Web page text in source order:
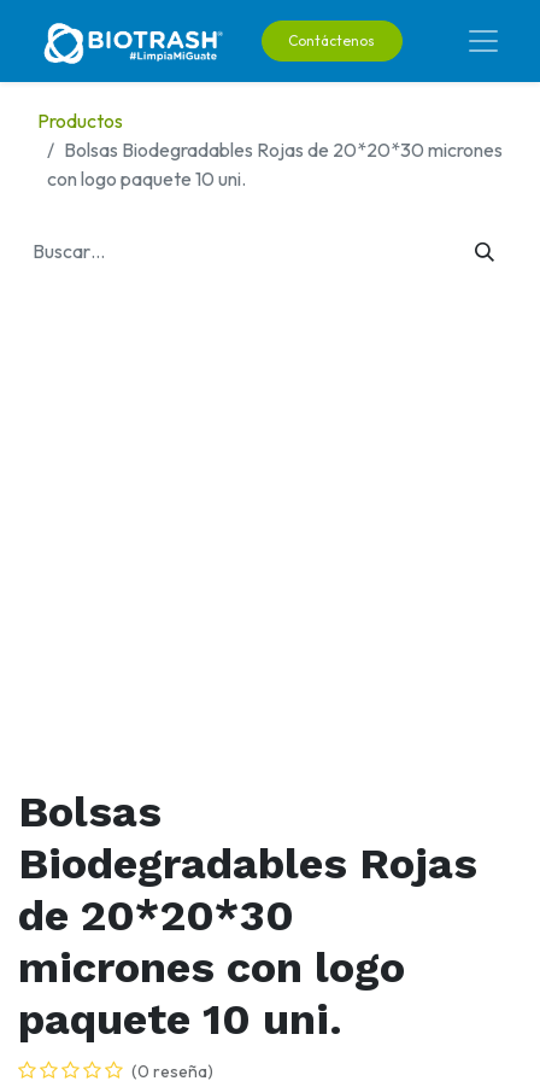
Contáctenos
Productos
Bolsas Biodegradables Rojas de 20*20*30 micrones
con logo paquete 10 uni.
Bolsas
Biodegradables Rojas
de 20*20*30
micrones con logo
paquete 10 uni.
(0 reseña)